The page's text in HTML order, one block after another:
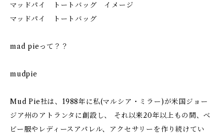
マッドパイ トートバッグ イメージ
マッドパイ トートバッグ
mad pieって？？
mudpie
Mud Pie社は、1988年に私(マルシア・ミラー)が米国ジョー
ジア州のアトランタに創設し、 それ以来20年以上もの間、ベ
ビー服やレディースアパレル、アクセサリーを作り続けてい